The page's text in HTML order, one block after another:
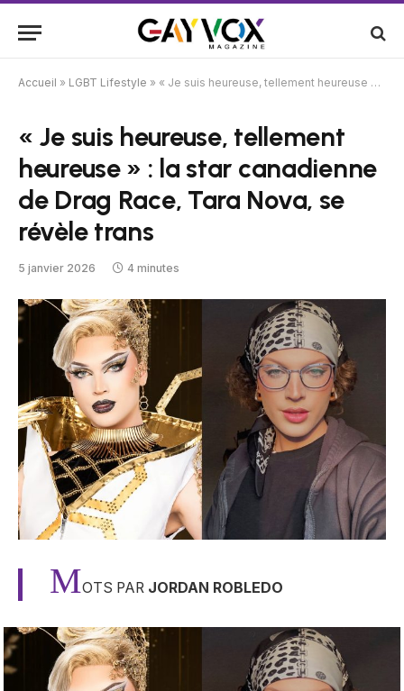
Accueil » LGBT Lifestyle » « Je suis heureuse, tellement heureuse » : la star canadienne de Drag Race, Tara Nova, se révèle trans
« Je suis heureuse, tellement
heureuse » : la star canadienne
de Drag Race, Tara Nova, se
révèle trans
5 janvier 2026 4 minutes
MOTS PAR JORDAN ROBLEDO